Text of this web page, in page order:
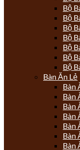
Bộ
Bộ
Bộ
Bộ
Bộ
Bộ
Bộ
Bàn Ăn Lẻ
Bàn
Bàn
Bàn
Bàn
Bàn
Bàn
Bàn